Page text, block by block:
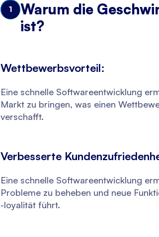
1
Warum die
ist?
Wettbewerbsvorteil:
Eine schnelle Softwareentwicklung
Markt zu bringen, was einen
verschafft.
Verbesserte
Eine schnelle Softwareentwicklung
Probleme zu beheben und neue
-loyalität führt.